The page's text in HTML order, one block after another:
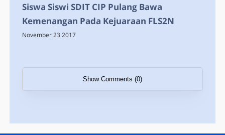
Siswa Siswi SDIT CIP Pulang Bawa
Kemenangan Pada Kejuaraan FLS2N
November 23 2017
Show Comments (0)